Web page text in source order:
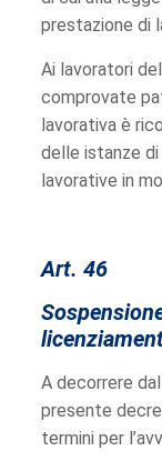
prestazione di
Ai lavoratori
comprovate
lavorativa è
delle istanze
lavorative in
Art. 46
A decorrere
presente
termini per